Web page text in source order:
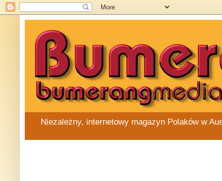
Niezależny, internetowy magazyn Polaków w